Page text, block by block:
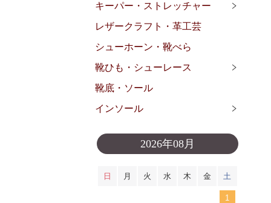
キーパー・ストレッチャー
レザークラフト・革工芸
シューホーン・靴べら
靴ひも・シューレース
靴底・ソール
インソール
2026年08月
日 月 火 水 木 金 土
1